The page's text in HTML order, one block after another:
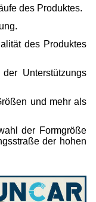
des Produktes.
des Produktes
Unterstützungs
und mehr als
der Formgröße
der hohen